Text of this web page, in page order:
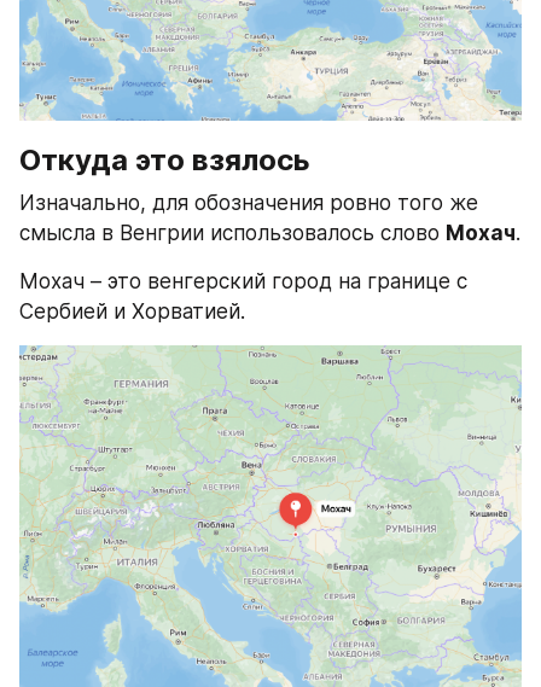
Откуда это взялось
Изначально, для обозначения ровно того же
смысла в Венгрии использовалось слово Мохач.
Мохач – это венгерский город на границе с
Сербией и Хорватией.